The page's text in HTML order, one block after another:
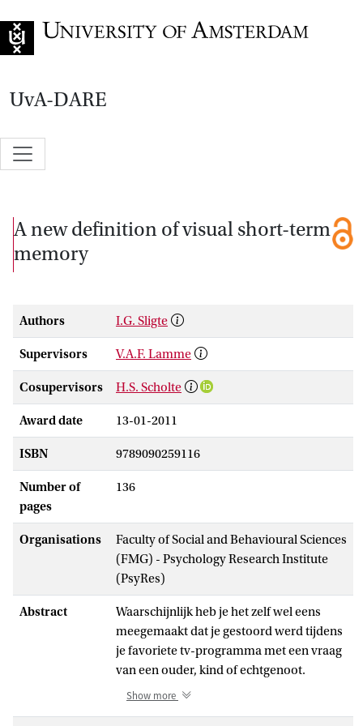
UvA-DARE
A new definition of visual short-term
memory
Authors I.G. Sligte
Supervisors V.A.F. Lamme
Cosupervisors H.S. Scholte
Award date 13-01-2011
ISBN 9789090259116
Number of
pages
136
Organisations
Faculty of Social and Behavioural Sciences
(FMG) - Psychology Research Institute
(PsyRes)
Abstract
Waarschijnlijk heb je het zelf wel eens
meegemaakt dat je gestoord werd tijdens
je favoriete tv-programma met een vraag
van een ouder, kind of echtgenoot.
Gelukkig ging je zo op in het programma
Show more